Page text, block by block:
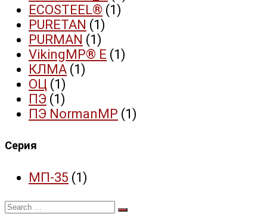
ECOSTEEL® (1)
PURETAN (1)
PURMAN (1)
VikingMP® E (1)
КЛМА (1)
ОЦ (1)
ПЭ (1)
ПЭ NormanMP (1)
Серия
МП-35 (1)
Search